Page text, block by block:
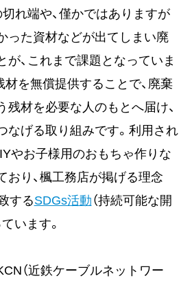
れ端や、僅かではありますが
った資材などが出てしまい廃
、これまで課題となっていま
材を無償提供することで、廃棄
材を必要な人のもとへ届け、
なげる取り組みです。利用され
やお子様用のおもちゃ作りな
おり、楓工務店が掲げる理念
するSDGs活動（持続可能な開
います。
（近鉄ケーブルネットワー